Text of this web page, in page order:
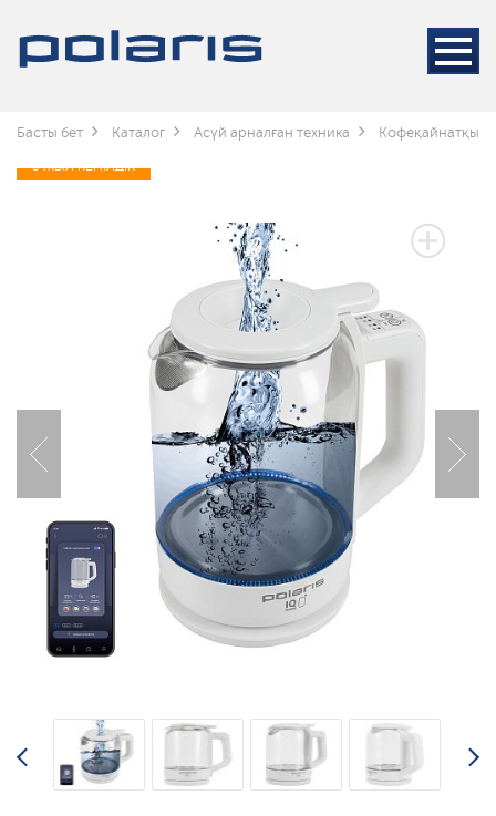
Басты бет Каталог Асүй арналған техника
3 ЖЫЛ КЕПІЛДІК